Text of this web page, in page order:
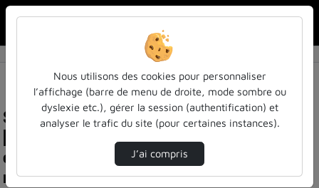
Statistiques de visualisation de la vidéo
[séminaire atilf] marc kupietz : linguistic
corpora and research tools: news from ids
mannheim
Nous utilisons des cookies pour personnaliser
l’affichage (barre de menu de droite, mode sombre ou
dyslexie etc.), gérer la session (authentification) et
analyser le trafic du site (pour certaines instances).
J’ai compris